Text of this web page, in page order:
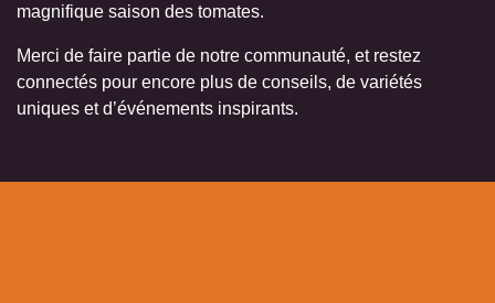
magnifique saison des tomates.
Merci de faire partie de notre communauté, et restez
connectés pour encore plus de conseils, de variétés
uniques et d’événements inspirants.